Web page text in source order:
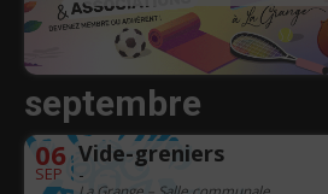
septembre
06
SEP
Vide-greniers
-